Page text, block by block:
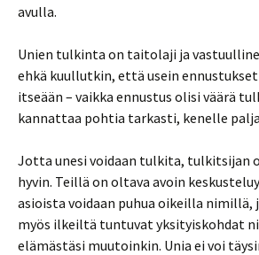
avulla.
Unien tulkinta on taitolaji ja
ehkä kuullutkin, että usein
itseään – vaikka ennustus olisi väärä
kannattaa pohtia tarkasti, kenelle
Jotta unesi voidaan tulkita, tulkitsijan
hyvin. Teillä on oltava avoin
asioista voidaan puhua oikeilla
myös ilkeiltä tuntuvat yksityiskohdat
elämästäsi muutoinkin. Unia ei voi